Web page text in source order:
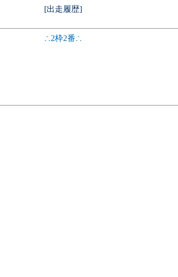
[出走履歴]
∴2枠2番∴